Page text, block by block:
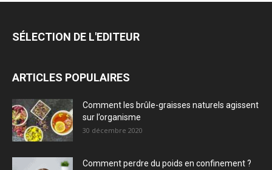
SÉLECTION DE L'EDITEUR
ARTICLES POPULAIRES
Comment les brûle-graisses naturels agissent
sur l’organisme
30 décembre 2020
Comment perdre du poids en confinement ?